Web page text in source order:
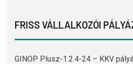
FRISS VÁLLALKOZÓI
GINOP Plusz-1.2.4-24 – KKV